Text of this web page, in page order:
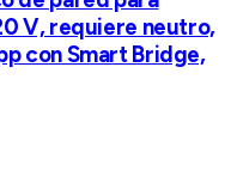
V, requiere neutro,
con Smart Bridge,